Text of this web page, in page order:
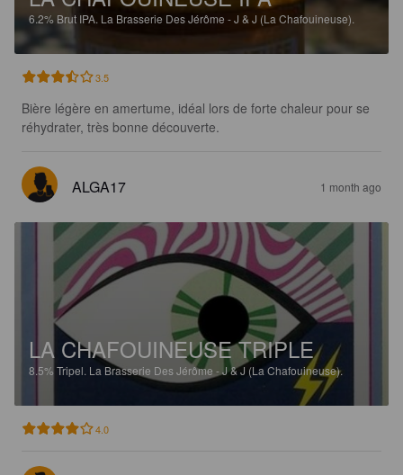
6.2% Brut IPA. La Brasserie Des Jérôme - J & J (La Chafouineuse).
3.5
Bière légère en amertume, idéal lors de forte chaleur pour se
réhydrater, très bonne découverte.
ALGA17 1 month ago
LA CHAFOUINEUSE TRIPLE
8.5% Tripel. La Brasserie Des Jérôme - J & J (La Chafouineuse).
4.0